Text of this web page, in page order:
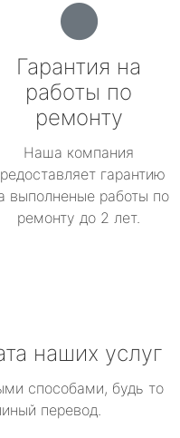
Гарантия на
работы по
ремонту
Наша компания
гарантию
выполненые работы по
ремонту до 2 лет.
наших услуг
способами, будь то
перевод.